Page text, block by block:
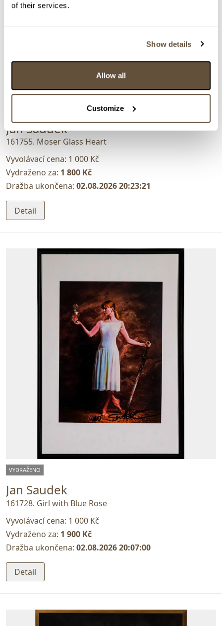
of their services.
Show details
Allow all
Customize
Jan Saudek
161755. Moser Glass Heart
Vyvolávací cena: 1 000 Kč
Vydraženo za: 1 800 Kč
Dražba ukončena: 02.08.2026 20:23:21
Detail
VYDRAŽENO
Jan Saudek
161728. Girl with Blue Rose
Vyvolávací cena: 1 000 Kč
Vydraženo za: 1 900 Kč
Dražba ukončena: 02.08.2026 20:07:00
Detail